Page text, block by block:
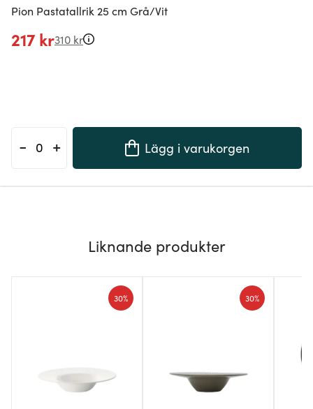
Pion Pastatallrik 25 cm Grå/Vit
217 kr310 kr
- + Lägg i varukorgen
Liknande produkter
30% 30%